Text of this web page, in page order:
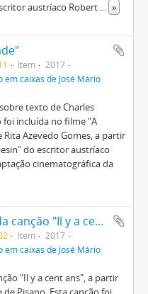
austríaco Robert ... »
Item
2017
em caixas de José Mário
texto de Charles
foi incluída no filme "A
Rita Azevedo Gomes, a partir
do escritor austríaco
cinematográfica da
Partitura e letra da canção "Il y a cent ans"
Item
2017
em caixas de José Mário
"Il y a cent ans", a partir